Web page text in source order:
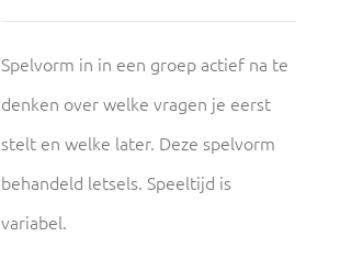
Spelvorm in in een groep actief na te
denken over welke vragen je eerst
stelt en welke later. Deze spelvorm
behandeld letsels. Speeltijd is
variabel.